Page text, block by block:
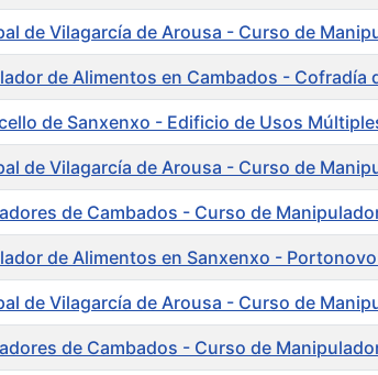
de Vilagarcía de Arousa - Curso de
de Alimentos en Cambados - Cofradía
de Sanxenxo - Edificio de Usos
de Vilagarcía de Arousa - Curso de
de Cambados - Curso de
de Alimentos en Sanxenxo -
de Vilagarcía de Arousa - Curso de
de Cambados - Curso de